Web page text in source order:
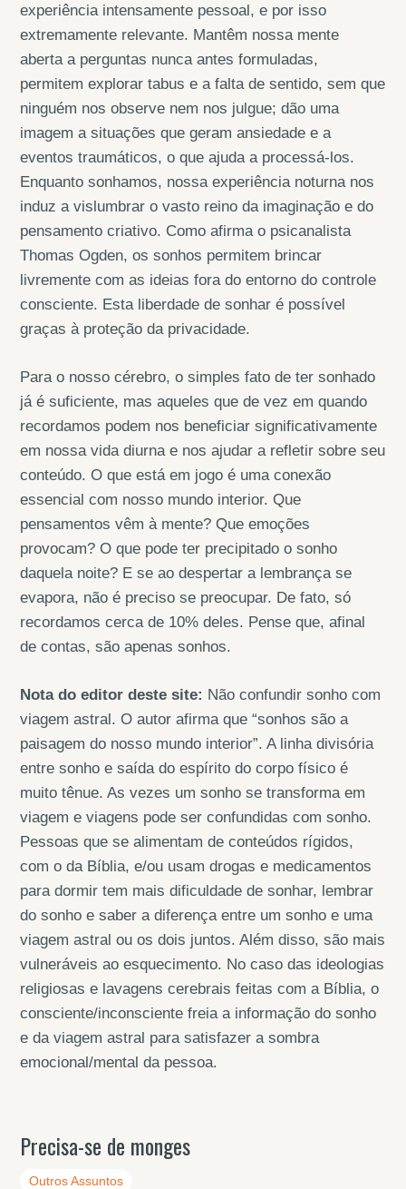
experiência intensamente pessoal, e por isso
extremamente relevante. Mantêm nossa mente
aberta a perguntas nunca antes formuladas,
permitem explorar tabus e a falta de sentido, sem que
ninguém nos observe nem nos julgue; dão uma
imagem a situações que geram ansiedade e a
eventos traumáticos, o que ajuda a processá-los.
Enquanto sonhamos, nossa experiência noturna nos
induz a vislumbrar o vasto reino da imaginação e do
pensamento criativo. Como afirma o psicanalista
Thomas Ogden, os sonhos permitem brincar
livremente com as ideias fora do entorno do controle
consciente. Esta liberdade de sonhar é possível
graças à proteção da privacidade.
Para o nosso cérebro, o simples fato de ter sonhado
já é suficiente, mas aqueles que de vez em quando
recordamos podem nos beneficiar significativamente
em nossa vida diurna e nos ajudar a refletir sobre seu
conteúdo. O que está em jogo é uma conexão
essencial com nosso mundo interior. Que
pensamentos vêm à mente? Que emoções
provocam? O que pode ter precipitado o sonho
daquela noite? E se ao despertar a lembrança se
evapora, não é preciso se preocupar. De fato, só
recordamos cerca de 10% deles. Pense que, afinal
de contas, são apenas sonhos.
Nota do editor deste site: Não confundir sonho com
viagem astral. O autor afirma que “sonhos são a
paisagem do nosso mundo interior”. A linha divisória
entre sonho e saída do espírito do corpo físico é
muito tênue. As vezes um sonho se transforma em
viagem e viagens pode ser confundidas com sonho.
Pessoas que se alimentam de conteúdos rígidos,
com o da Bíblia, e/ou usam drogas e medicamentos
para dormir tem mais dificuldade de sonhar, lembrar
do sonho e saber a diferença entre um sonho e uma
viagem astral ou os dois juntos. Além disso, são mais
vulneráveis ao esquecimento. No caso das ideologias
religiosas e lavagens cerebrais feitas com a Bíblia, o
consciente/inconsciente freia a informação do sonho
e da viagem astral para satisfazer a sombra
emocional/mental da pessoa.
Precisa-se de monges
Outros Assuntos